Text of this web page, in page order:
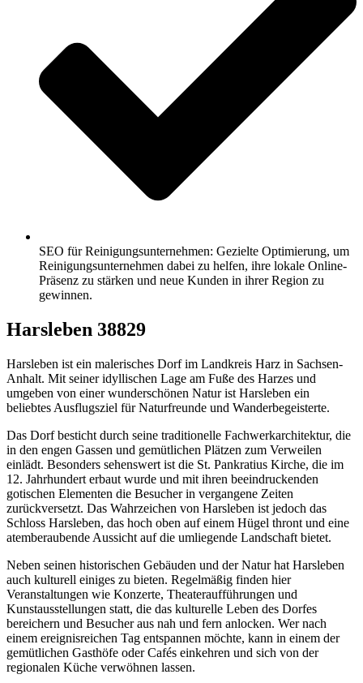
SEO für Reinigungsunternehmen: Gezielte Optimierung, um
Reinigungsunternehmen dabei zu helfen, ihre lokale Online-
Präsenz zu stärken und neue Kunden in ihrer Region zu
gewinnen.
Harsleben 38829
Harsleben ist ein malerisches Dorf im Landkreis Harz in Sachsen-
Anhalt. Mit seiner idyllischen Lage am Fuße des Harzes und
umgeben von einer wunderschönen Natur ist Harsleben ein
beliebtes Ausflugsziel für Naturfreunde und Wanderbegeisterte.
Das Dorf besticht durch seine traditionelle Fachwerkarchitektur, die
in den engen Gassen und gemütlichen Plätzen zum Verweilen
einlädt. Besonders sehenswert ist die St. Pankratius Kirche, die im
12. Jahrhundert erbaut wurde und mit ihren beeindruckenden
gotischen Elementen die Besucher in vergangene Zeiten
zurückversetzt. Das Wahrzeichen von Harsleben ist jedoch das
Schloss Harsleben, das hoch oben auf einem Hügel thront und eine
atemberaubende Aussicht auf die umliegende Landschaft bietet.
Neben seinen historischen Gebäuden und der Natur hat Harsleben
auch kulturell einiges zu bieten. Regelmäßig finden hier
Veranstaltungen wie Konzerte, Theateraufführungen und
Kunstausstellungen statt, die das kulturelle Leben des Dorfes
bereichern und Besucher aus nah und fern anlocken. Wer nach
einem ereignisreichen Tag entspannen möchte, kann in einem der
gemütlichen Gasthöfe oder Cafés einkehren und sich von der
regionalen Küche verwöhnen lassen.